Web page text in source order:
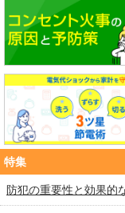
特集
防犯の重要性と効果的